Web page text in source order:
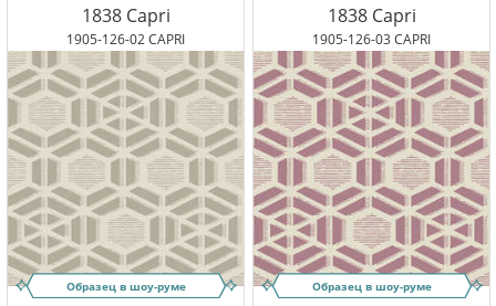
1838 Capri
1905-126-02 CAPRI
Образец в шоу-руме
1838 Capri
1905-126-03 CAPRI
Образец в шоу-руме